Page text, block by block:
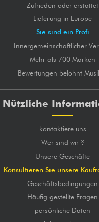
Zufrieden oder erstattet
Lieferung in Europe
Sie sind ein Profi
Innergemeinschaftlicher
Mehr als 700 Marken
Bewertungen belohnt
Nützliche
kontaktiere uns
Wer sind wir ?
Unsere Geschäfte
Konsultieren Sie unsere
Geschäftsbedingungen
Häufig gestellte Fragen
persönliche Daten